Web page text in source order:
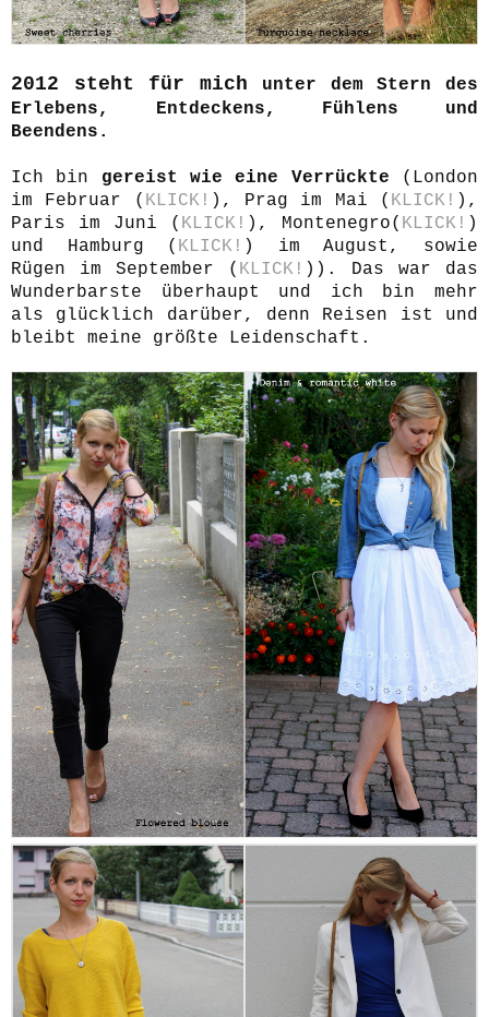
2012 steht für mich
unter dem Stern des
Erlebens, Entdeckens, Fühlens und
Beendens.
Ich bin gereist wie eine Verrückte
(London
im Februar ( KLICK! ), Prag im Mai ( KLICK! ),
Paris im Juni ( KLICK! ), Montenegro( KLICK! )
und Hamburg ( KLICK! ) im August, sowie
Rügen im September ( KLICK! )). Das war das
Wunderbarste überhaupt und ich bin mehr
als glücklich darüber, denn Reisen ist und
bleibt meine größte Leidenschaft.